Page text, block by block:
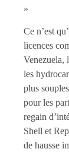
»
Ce n’est
licences
Venezuela,
les
plus
pour les
regain
Shell et
de hausse